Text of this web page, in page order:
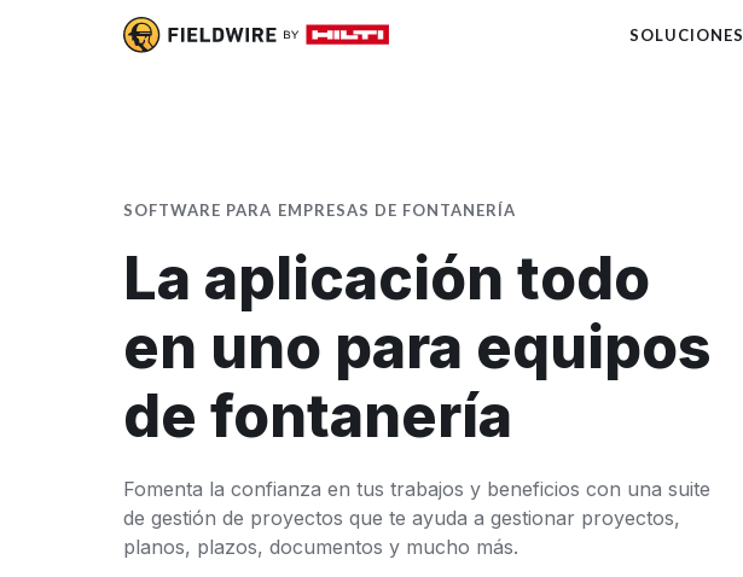
SOLUCIONES
SOFTWARE PARA EMPRESAS DE FONTANERÍA
La aplicación todo
en uno para equipos
de fontanería
Fomenta la confianza en tus trabajos y beneficios con una suite
de gestión de proyectos que te ayuda a gestionar proyectos,
planos, plazos, documentos y mucho más.